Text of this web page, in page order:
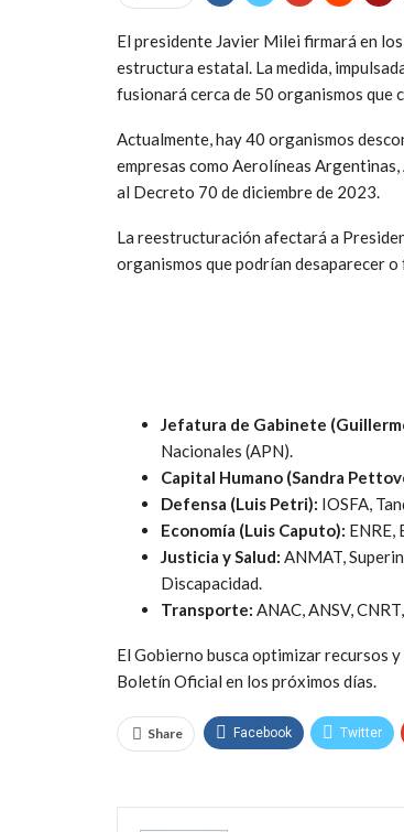
El presidente Javier Milei firmará en
estructura estatal. La medida,
fusionará cerca de 50 organismos que
Actualmente, hay 40 organismos
empresas como Aerolíneas
al Decreto 70 de diciembre de 2023.
La reestructuración afectará a
organismos que podrían desaparecer
Jefatura de Gabinete
Nacionales (APN).
Capital Humano (Sandra
Defensa (Luis Petri): IOSFA,
Economía (Luis Caputo): ENRE,
Justicia y Salud: ANMAT,
Discapacidad.
Transporte: ANAC, ANSV,
El Gobierno busca optimizar recursos
Boletín Oficial en los próximos días.
Share Facebook Twitter